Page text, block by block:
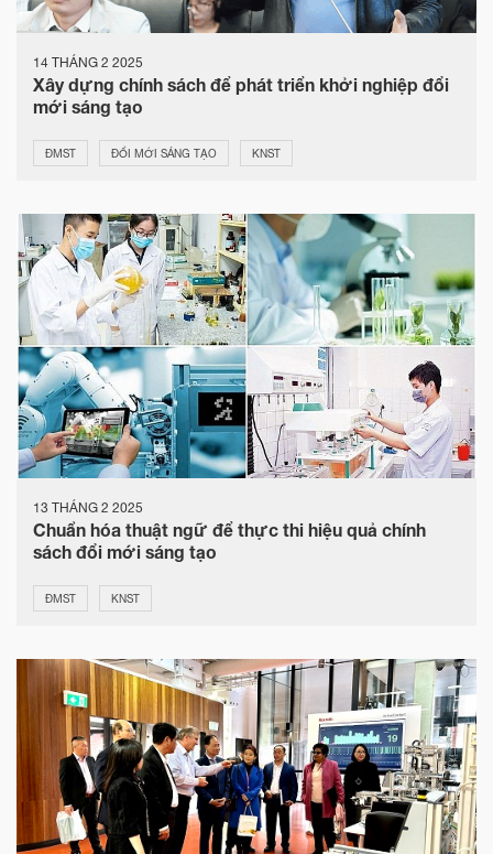
14 THÁNG 2 2025
Xây dựng chính sách để phát triển khởi nghiệp đổi
mới sáng tạo
ĐMST ĐỔI MỚI SÁNG TẠO KNST
13 THÁNG 2 2025
Chuẩn hóa thuật ngữ để thực thi hiệu quả chính
sách đổi mới sáng tạo
ĐMST KNST